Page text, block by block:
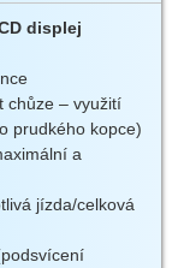
displej
chůze – využití
prudkého kopce)
a
jízda/celková